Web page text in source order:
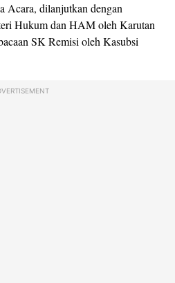
Acara, dilanjutkan dengan
Hukum dan HAM oleh Karutan
SK Remisi oleh Kasubsi